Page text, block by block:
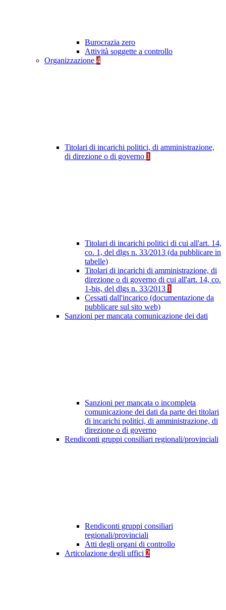
Burocrazia zero
Attività soggette a controllo
Organizzazione 4
Titolari di incarichi politici, di amministrazione,
di direzione o di governo 1
Titolari di incarichi politici di cui all'art. 14,
co. 1, del dlgs n. 33/2013 (da pubblicare in
tabelle)
Titolari di incarichi di amministrazione, di
direzione o di governo di cui all'art. 14, co.
1-bis, del dlgs n. 33/2013 1
Cessati dall'incarico (documentazione da
pubblicare sul sito web)
Sanzioni per mancata comunicazione dei dati
Sanzioni per mancata o incompleta
comunicazione dei dati da parte dei titolari
di incarichi politici, di amministrazione, di
direzione o di governo
Rendiconti gruppi consiliari regionali/provinciali
Rendiconti gruppi consiliari
regionali/provinciali
Atti degli organi di controllo
Articolazione degli uffici 2